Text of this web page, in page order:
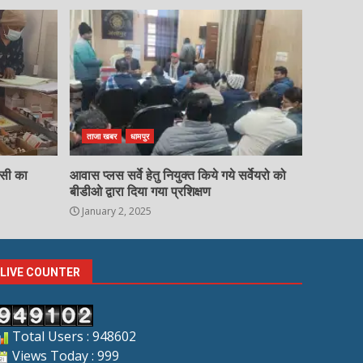
का
ताजा खबर धामपुर
आवास प्लस सर्वे हेतु नियुक्त किये गये सर्वेयरो को
बीडीओ द्वारा दिया गया प्रशिक्षण
January 2, 2025
LIVE COUNTER
Total Users : 948602
Views Today : 999